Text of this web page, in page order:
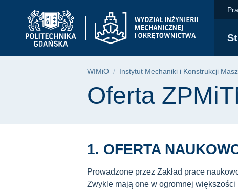
głównego
wyszukiwarki
Oferta ZPMiTM |
Ścieżka
WIMiO Instytut Mechaniki i Konstrukcji
Treść strony
Oferta
1. OFERTA
Prowadzone przez Zakład prace
Zwykle mają one w ogromnej